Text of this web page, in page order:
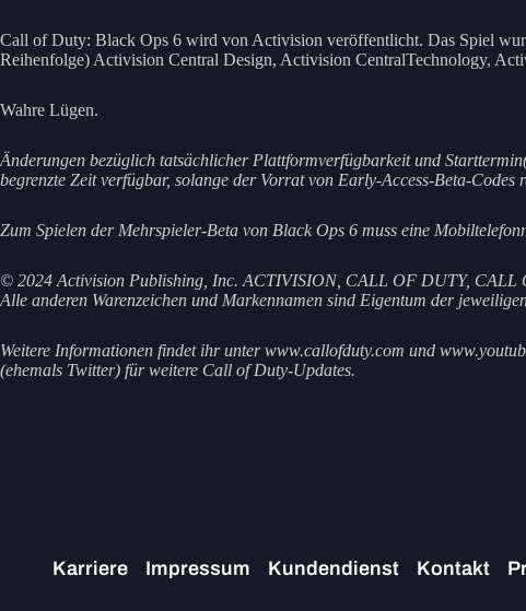
Call of Duty: Black Ops 6 wird von Activision veröffentlicht. Das Spiel
Reihenfolge) Activision Central Design, Activision CentralTechnology,
Wahre Lügen.
Änderungen bezüglich tatsächlicher Plattformverfügbarkeit und
begrenzte Zeit verfügbar, solange der Vorrat von Early-Access-Beta-
Zum Spielen der Mehrspieler-Beta von Black Ops 6 muss eine
© 2024 Activision Publishing, Inc. ACTIVISION, CALL OF DUTY, CALL
Alle anderen Warenzeichen und Markennamen sind Eigentum der
Weitere Informationen findet ihr unter www.callofduty.com und
(ehemals Twitter) für weitere Call of Duty-Updates.